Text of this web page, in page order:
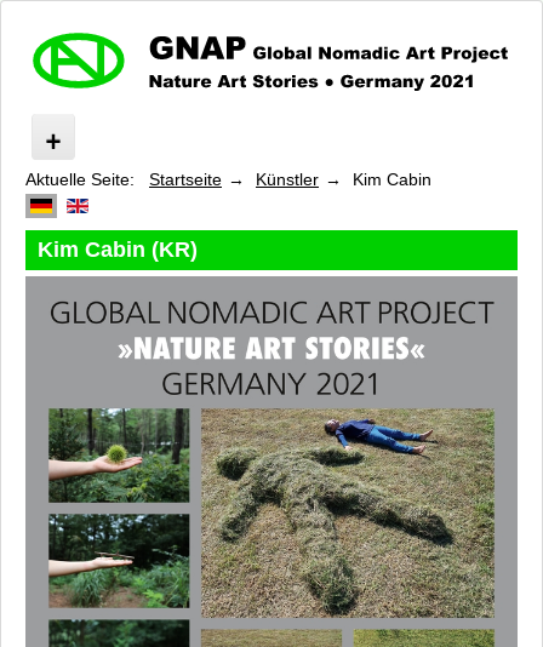
Nature Art Stories
Was ist »GNAP«?
Route
Programm
Künstler
Isabelle Aubry
Barbara Beisinghoff
Emanuela Camacci
Oktay Değirmenci
Stefano Devoti
Moritz Dornauf
Ilse Dreher
Regina Frank
Jan Gerling
Anjali Göbel
Aktuelle Seite: Startseite Künstler Kim Cabin
Kim Cabin (KR)